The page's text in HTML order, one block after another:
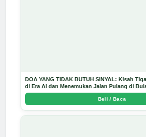
DOA YANG TIDAK BUTUH SINYAL: Kisah
di Era AI dan Menemukan Jalan Pulang di
Arda Dinata
Beli / Baca